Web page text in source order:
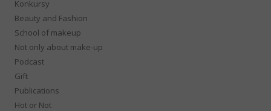
Konkursy
Beauty and Fashion
School of makeup
Not only about make-up
Podcast
Gift
Publications
Hot or Not